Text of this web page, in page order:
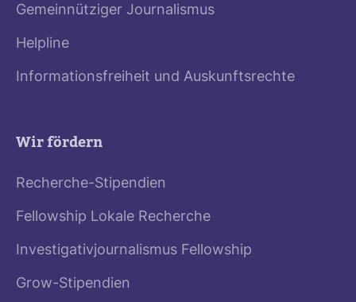
Gemeinnütziger Journalismus
Helpline
Informationsfreiheit und Auskunftsrechte
Wir fördern
Recherche-Stipendien
Fellowship Lokale Recherche
Investigativjournalismus Fellowship
Grow-Stipendien